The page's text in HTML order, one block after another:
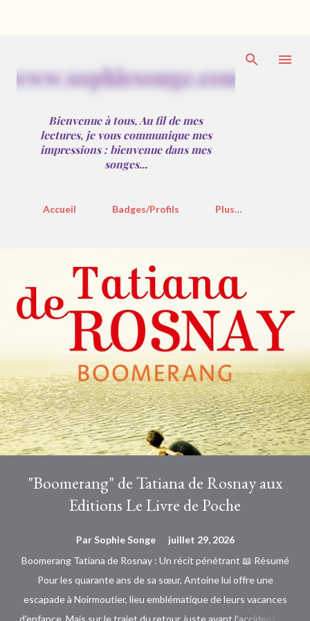
www.sophiesonge.com
Bienvenue à tous, Au fil de mes
lectures, je vous communique mes
impressions : bienvenue dans mes
songes...
Accueil Badges/Profils Plus…
"Boomerang" de Tatiana de Rosnay aux
Editions Le Livre de Poche
Par Sophie Songe
juillet 29, 2026
Boomerang Tatiana de Rosnay : Un récit pénétrant 📖 Résumé
Pour les quarante ans de sa sœur, Antoine lui offre une
escapade à Noirmoutier, lieu emblématique de leurs vacances
d'enfance. Mais sur le trajet du retour, juste avant l'accident qui